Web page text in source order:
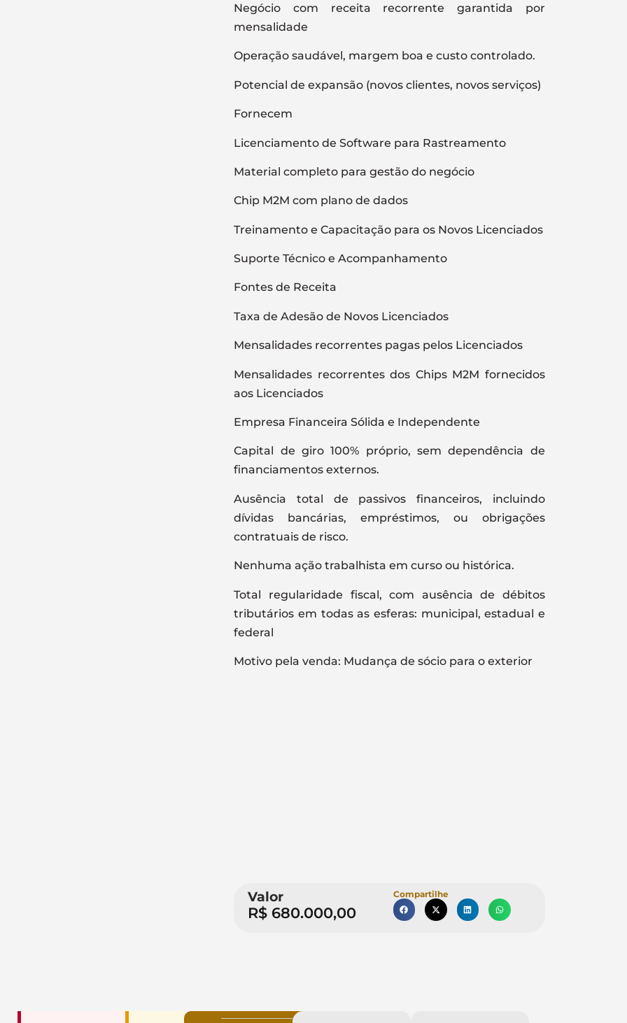
Negócio com receita recorrente garantida por
mensalidade
Operação saudável, margem boa e custo controlado.
Potencial de expansão (novos clientes, novos serviços)
Fornecem
Licenciamento de Software para Rastreamento
Material completo para gestão do negócio
Chip M2M com plano de dados
Treinamento e Capacitação para os Novos Licenciados
Suporte Técnico e Acompanhamento
Fontes de Receita
Taxa de Adesão de Novos Licenciados
Mensalidades recorrentes pagas pelos Licenciados
Mensalidades recorrentes dos Chips M2M fornecidos
aos Licenciados
Empresa Financeira Sólida e Independente
Capital de giro 100% próprio, sem dependência de
financiamentos externos.
Ausência total de passivos financeiros, incluindo
dívidas bancárias, empréstimos, ou obrigações
contratuais de risco.
Nenhuma ação trabalhista em curso ou histórica.
Total regularidade fiscal, com ausência de débitos
tributários em todas as esferas: municipal, estadual e
federal
Motivo pela venda: Mudança de sócio para o exterior
Valor
R$ 680.000,00
Compartilhe